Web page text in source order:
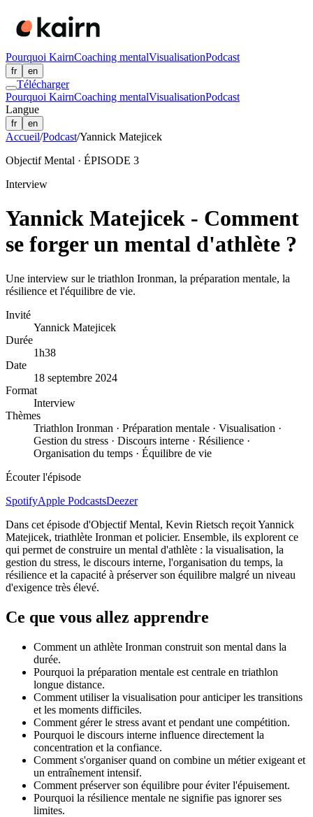
Pourquoi KairnCoaching mentalVisualisationPodcast
fr en
Télécharger
Pourquoi KairnCoaching mentalVisualisationPodcast
Langue
fr en
Accueil/Podcast/Yannick Matejicek
Objectif Mental · ÉPISODE 3
Interview
Yannick Matejicek - Comment
se forger un mental d'athlète ?
Une interview sur le triathlon Ironman, la préparation mentale, la
résilience et l'équilibre de vie.
Invité
Yannick Matejicek
Durée
1h38
Date
18 septembre 2024
Format
Interview
Thèmes
Triathlon Ironman · Préparation mentale · Visualisation ·
Gestion du stress · Discours interne · Résilience ·
Organisation du temps · Équilibre de vie
Écouter l'épisode
SpotifyApple PodcastsDeezer
Dans cet épisode d'Objectif Mental, Kevin Rietsch reçoit Yannick
Matejicek, triathlète Ironman et policier. Ensemble, ils explorent ce
qui permet de construire un mental d'athlète : la visualisation, la
gestion du stress, le discours interne, l'organisation du temps, la
résilience et la capacité à préserver son équilibre malgré un niveau
d'exigence très élevé.
Ce que vous allez apprendre
Comment un athlète Ironman construit son mental dans la
durée.
Pourquoi la préparation mentale est centrale en triathlon
longue distance.
Comment utiliser la visualisation pour anticiper les transitions
et les moments difficiles.
Comment gérer le stress avant et pendant une compétition.
Pourquoi le discours interne influence directement la
concentration et la confiance.
Comment s'organiser quand on combine un métier exigeant et
un entraînement intensif.
Comment préserver son équilibre pour éviter l'épuisement.
Pourquoi la résilience mentale ne signifie pas ignorer ses
limites.